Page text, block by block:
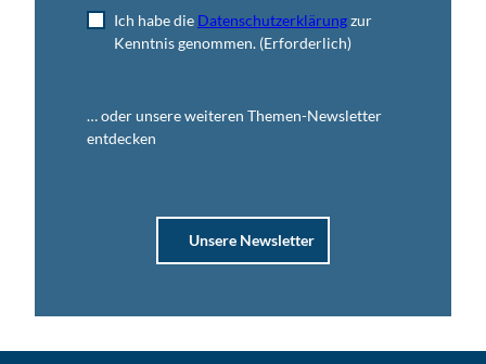
Ich habe die Datenschutzerklärungzur
Kenntnis genommen. (Erforderlich)
… oder unsere weiteren Themen-Newsletter
entdecken
Unsere Newsletter